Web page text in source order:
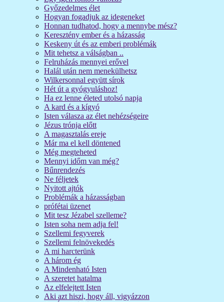
Győzedelmes élet
Hogyan fogadjuk az idegeneket
Honnan tudhatod, hogy a mennybe mész?
Keresztény ember és a házasság
Keskeny út és az emberi problémák
Mit tehetsz a válságban ..
Felruházás mennyei erővel
Halál után nem menekülhetsz
Wilkersonnal együtt sírok
Hét út a gyógyuláshoz!
Ha ez lenne életed utolsó napja
A kard és a kígyó
Isten válasza az élet nehézségeire
Jézus trónja előtt
A magasztalás ereje
Már ma el kell döntened
Még megteheted
Mennyi időm van még?
Bűnrendezés
Ne féljetek
Nyitott ajtók
Problémák a házasságban
prófétai üzenet
Mit tesz Jézabel szelleme?
Isten soha nem adja fel!
Szellemi fegyverek
Szellemi felnövekedés
A mi harcterünk
A három ég
A Mindenható Isten
A szeretet hatalma
Az elfelejtett Isten
Aki azt hiszi, hogy áll, vigyázzon